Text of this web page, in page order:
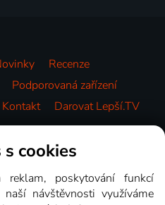
Recenze
Podporovaná zařízení
Kontakt Darovat Lepší.TV
cookies
poskytování funkcí
návštěvnosti využíváme